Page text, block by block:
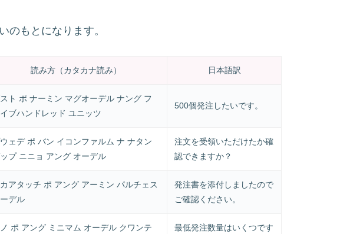
のもとになります。
読み方（カタカナ読み） 日本語訳
ト ポ ナーミン マグオーデル ナング フ
イブハンドレッド ユニッツ
500個発注したいです。
ェデ ポ バン イコンファルム ナ ナタン
プ ニニョ アング オーデル
注文を受領いただけたか確
認できますか？
アタッチ ポ アング アーミン パルチェス
デル
発注書を添付しましたので
ご確認ください。
ポ アング ミニマム オーデル クワンテ
最低発注数量はいくつです